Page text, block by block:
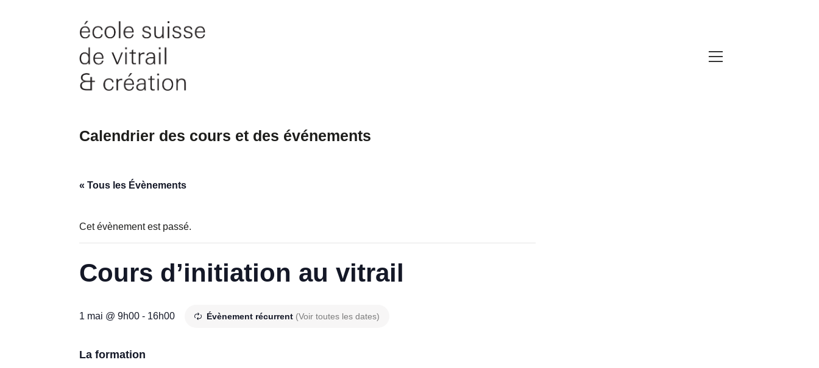
Calendrier des cours et des événements
« Tous les Évènements
Cet évènement est passé.
Cours d’initiation au vitrail
1 mai @ 9h00 - 16h00 Évènement récurrent (Voir toutes les dates)
La formation